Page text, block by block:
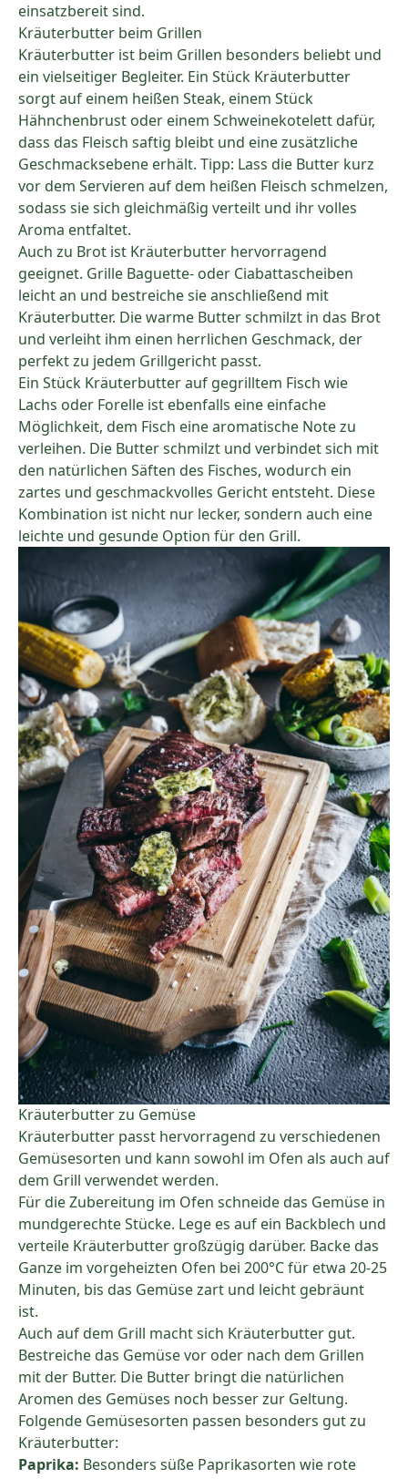
einsatzbereit sind.
Kräuterbutter beim Grillen
Kräuterbutter ist beim Grillen besonders beliebt und
ein vielseitiger Begleiter. Ein Stück Kräuterbutter
sorgt auf einem heißen Steak, einem Stück
Hähnchenbrust oder einem Schweinekotelett dafür,
dass das Fleisch saftig bleibt und eine zusätzliche
Geschmacksebene erhält. Tipp: Lass die Butter kurz
vor dem Servieren auf dem heißen Fleisch schmelzen,
sodass sie sich gleichmäßig verteilt und ihr volles
Aroma entfaltet.
Auch zu Brot ist Kräuterbutter hervorragend
geeignet. Grille Baguette- oder Ciabattascheiben
leicht an und bestreiche sie anschließend mit
Kräuterbutter. Die warme Butter schmilzt in das Brot
und verleiht ihm einen herrlichen Geschmack, der
perfekt zu jedem Grillgericht passt.
Ein Stück Kräuterbutter auf gegrilltem Fisch wie
Lachs oder Forelle ist ebenfalls eine einfache
Möglichkeit, dem Fisch eine aromatische Note zu
verleihen. Die Butter schmilzt und verbindet sich mit
den natürlichen Säften des Fisches, wodurch ein
zartes und geschmackvolles Gericht entsteht. Diese
Kombination ist nicht nur lecker, sondern auch eine
leichte und gesunde Option für den Grill.
Kräuterbutter zu Gemüse
Kräuterbutter passt hervorragend zu verschiedenen
Gemüsesorten und kann sowohl im Ofen als auch auf
dem Grill verwendet werden.
Für die Zubereitung im Ofen schneide das Gemüse in
mundgerechte Stücke. Lege es auf ein Backblech und
verteile Kräuterbutter großzügig darüber. Backe das
Ganze im vorgeheizten Ofen bei 200°C für etwa 20-25
Minuten, bis das Gemüse zart und leicht gebräunt
ist.
Auch auf dem Grill macht sich Kräuterbutter gut.
Bestreiche das Gemüse vor oder nach dem Grillen
mit der Butter. Die Butter bringt die natürlichen
Aromen des Gemüses noch besser zur Geltung.
Folgende Gemüsesorten passen besonders gut zu
Kräuterbutter:
Paprika: Besonders süße Paprikasorten wie rote